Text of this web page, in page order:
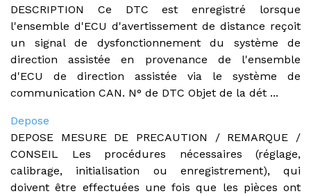
DESCRIPTION Ce DTC est enregistré lorsque
l'ensemble d'ECU d'avertissement de distance reçoit
un signal de dysfonctionnement du système de
direction assistée en provenance de l'ensemble
d'ECU de direction assistée via le système de
communication CAN. N° de DTC Objet de la dét ...
Depose
DEPOSE MESURE DE PRECAUTION / REMARQUE /
CONSEIL Les procédures nécessaires (réglage,
calibrage, initialisation ou enregistrement), qui
doivent être effectuées une fois que les pièces ont